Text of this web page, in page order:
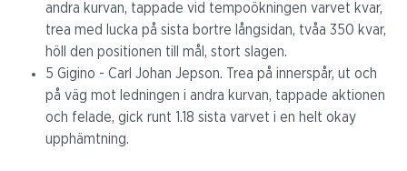
andra kurvan, tappade vid tempoökningen varvet kvar,
trea med lucka på sista bortre långsidan, tvåa 350 kvar,
höll den positionen till mål, stort slagen.
5 Gigino - Carl Johan Jepson. Trea på innerspår, ut och
på väg mot ledningen i andra kurvan, tappade aktionen
och felade, gick runt 1.18 sista varvet i en helt okay
upphämtning.